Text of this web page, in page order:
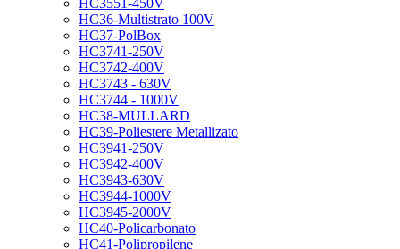
HC3551-450V
HC36-Multistrato 100V
HC37-PolBox
HC3741-250V
HC3742-400V
HC3743 - 630V
HC3744 - 1000V
HC38-MULLARD
HC39-Poliestere Metallizato
HC3941-250V
HC3942-400V
HC3943-630V
HC3944-1000V
HC3945-2000V
HC40-Policarbonato
HC41-Polipropilene